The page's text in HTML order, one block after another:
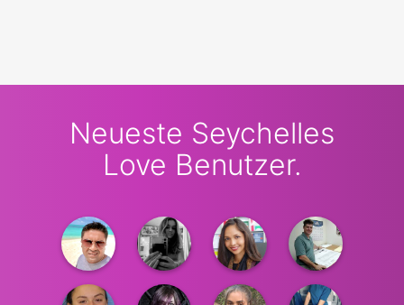
Neueste Seychelles
Love Benutzer.